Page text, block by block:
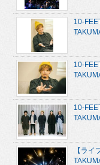
10-
10-
10-
【ライ